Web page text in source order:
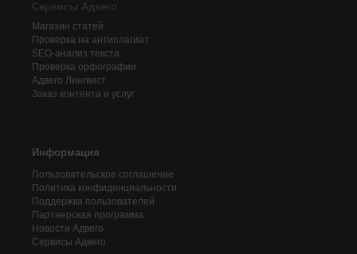
Сервисы Адвего
Магазин статей
Проверка на антиплагиат
SEO-анализ текста
Проверка орфографии
Адвего Лингвист
Заказ контента и услуг
Информация
Пользовательское соглашение
Политика конфиденциальности
Поддержка пользователей
Партнерская программа
Новости Адвего
Сервисы Адвего